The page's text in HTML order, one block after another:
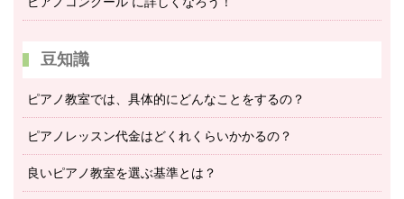
豆知識
ピアノ教室では、具体的にどんなことをするの？
ピアノレッスン代金はどくれくらいかかるの？
良いピアノ教室を選ぶ基準とは？